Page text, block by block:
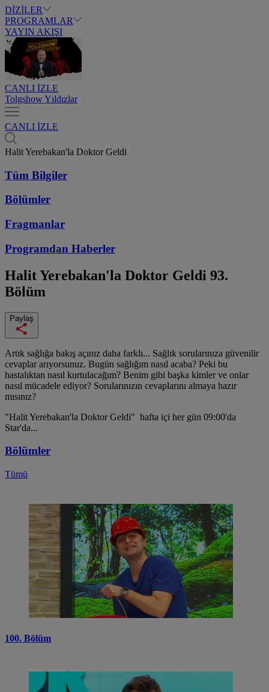
DİZİLER
PROGRAMLAR
YAYIN AKIŞI
CANLI İZLE
Tolgshow Yıldızlar
CANLI İZLE
Halit Yerebakan'la Doktor Geldi
Tüm Bilgiler
Bölümler
Fragmanlar
Programdan Haberler
Halit Yerebakan'la Doktor Geldi 93.
Bölüm
Paylaş
Artık sağlığa bakış açınız daha farklı... Sağlık sorularınıza güvenilir
cevaplar arıyorsunuz. Bugün sağlığım nasıl acaba? Peki bu
hastalıktan nasıl kurtulacağım? Benim gibi başka kimler ve onlar
nasıl mücadele ediyor? Sorularınızın cevaplarını almaya hazır
mısınız?
"Halit Yerebakan'la Doktor Geldi" hafta içi her gün 09:00'da
Star'da...
Bölümler
Tümü
100. Bölüm